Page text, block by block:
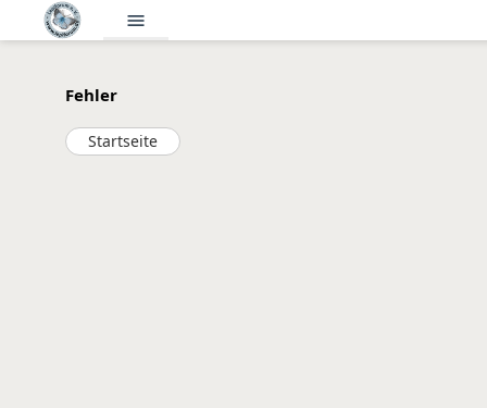
menu
Fehler
Startseite